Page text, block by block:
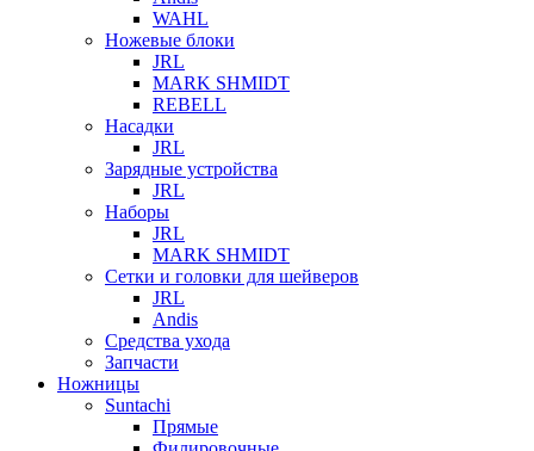
WAHL
Ножевые блоки
JRL
MARK SHMIDT
REBELL
Насадки
JRL
Зарядные устройства
JRL
Наборы
JRL
MARK SHMIDT
Сетки и головки для шейверов
JRL
Andis
Средства ухода
Запчасти
Ножницы
Suntachi
Прямые